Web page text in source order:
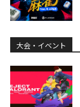
大会・イベント